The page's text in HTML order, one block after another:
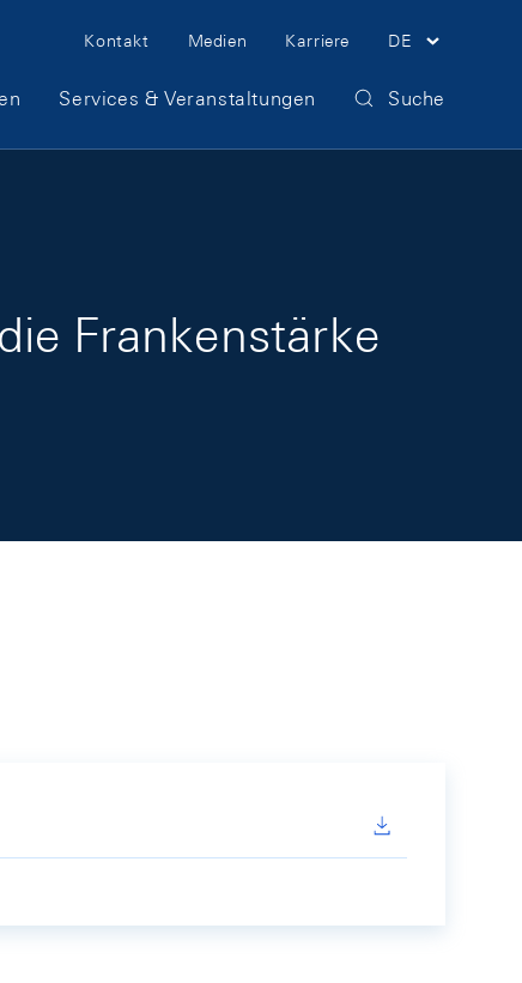
Meta Navigation
Kontakt Medien Karriere DE
Services & Veranstaltungen Suche
Frankenstärke